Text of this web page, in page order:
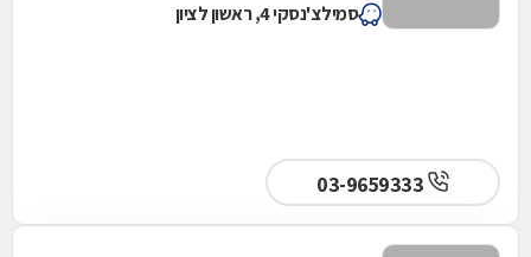
סמילצ'נסקי 4, ראשון לציון